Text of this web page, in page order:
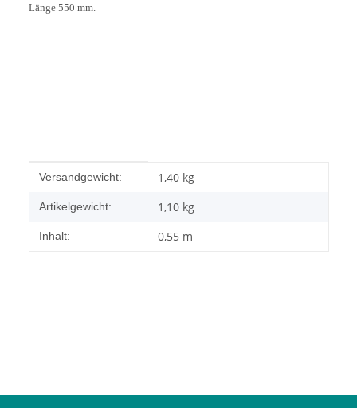
Länge 550 mm.
Produkteigenschaft
Wert
Versandgewicht: 1,40 kg
Artikelgewicht: 1,10 kg
Inhalt: 0,55 m